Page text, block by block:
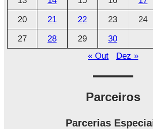
20
21 22 23 24
27
28 29
30
« Out
Dez »
Parceiros
Parcerias